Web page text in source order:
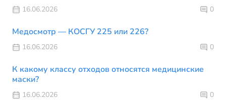
16.06.2026 0
Медосмотр — КОСГУ 225 или 226?
16.06.2026 0
К какому классу отходов относятся медицинские
маски?
16.06.2026 0